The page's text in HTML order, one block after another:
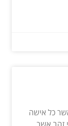
כל אישה